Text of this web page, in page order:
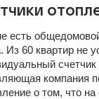
есть
Из 60 квартир не
счетчик
компания
о том, что на